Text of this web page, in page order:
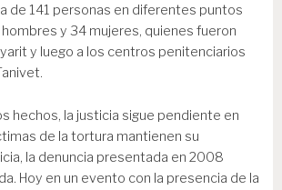
de 141 personas en diferentes puntos
y 34 mujeres, quienes fueron
y luego a los centros penitenciarios
hechos, la justicia sigue pendiente en
de la tortura mantienen su
la denuncia presentada en 2008
Hoy en un evento con la presencia de la